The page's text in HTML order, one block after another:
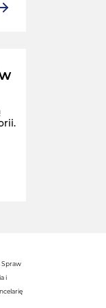
Spraw
i